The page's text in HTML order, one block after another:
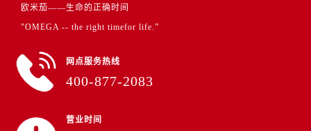
欧米茄——生命的正确时间
"OMEGA -- the right timefor life.”
网点服务热线
400-877-2083
营业时间